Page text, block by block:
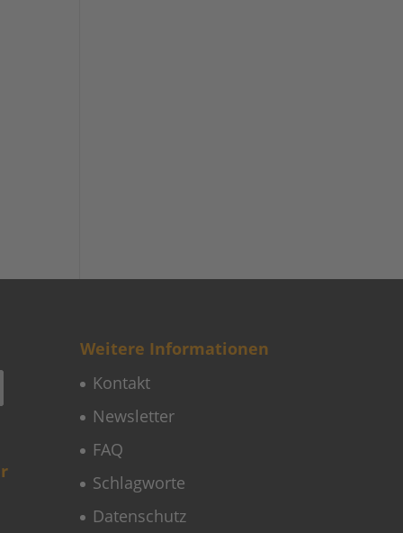
Weitere Informationen
Kontakt
Newsletter
FAQ
Schlagworte
Datenschutz